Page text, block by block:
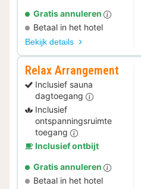
Gratis annuleren
Betaal in het hotel
Bekijk details
Relax Arrangement
Inclusief sauna
dagtoegang
Inclusief
ontspanningsruimte
toegang
Inclusief ontbijt
Gratis annuleren
Betaal in het hotel